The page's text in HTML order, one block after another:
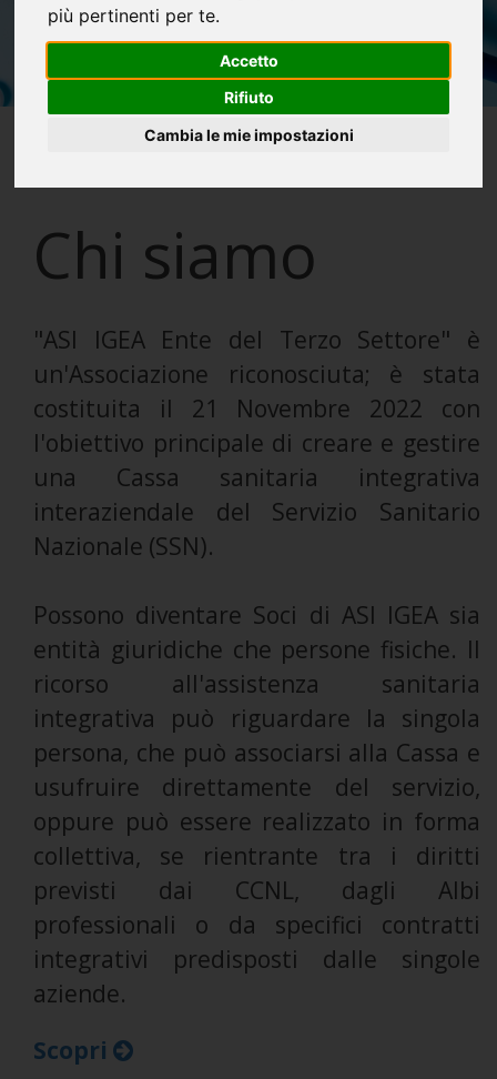
più pertinenti per te.
Accetto
Rifiuto
Cambia le mie impostazioni
Chi siamo
"ASI IGEA Ente del Terzo Settore" è
un'Associazione riconosciuta; è stata
costituita il 21 Novembre 2022 con
l'obiettivo principale di creare e gestire
una Cassa sanitaria integrativa
interaziendale del Servizio Sanitario
Nazionale (SSN).
Possono diventare Soci di ASI IGEA sia
entità giuridiche che persone fisiche. Il
ricorso all'assistenza sanitaria
integrativa può riguardare la singola
persona, che può associarsi alla Cassa e
usufruire direttamente del servizio,
oppure può essere realizzato in forma
collettiva, se rientrante tra i diritti
previsti dai CCNL, dagli Albi
professionali o da specifici contratti
integrativi predisposti dalle singole
aziende.
Scopri